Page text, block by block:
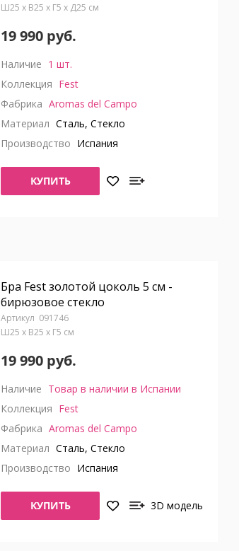
Ш25 x В25 x Г5 x Д25 см
19 990 руб.
Наличие 1 шт.
Коллекция Fest
Фабрика Aromas del Campo
Материал Сталь, Стекло
Производство Испания
КУПИТЬ
Бра Fest золотой цоколь 5 см -
бирюзовое стекло
091746
Ш25 x В25 x Г5 см
19 990 руб.
Наличие Товар в наличии в Испании
Коллекция Fest
Фабрика Aromas del Campo
Материал Сталь, Стекло
Производство Испания
КУПИТЬ 3D модель